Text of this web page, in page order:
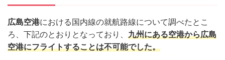
広島空港における国内線の就航路線について調べたとこ
ろ、下記のとおりとなっており、 九州にある空港から広島
空港にフライトすることは不可能でした。